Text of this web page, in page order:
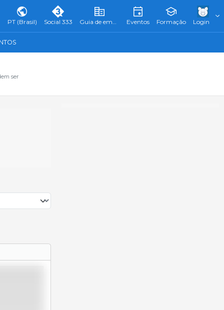
PT (Brasil) Social 333 Guia de empresas Eventos Formação Login
ser